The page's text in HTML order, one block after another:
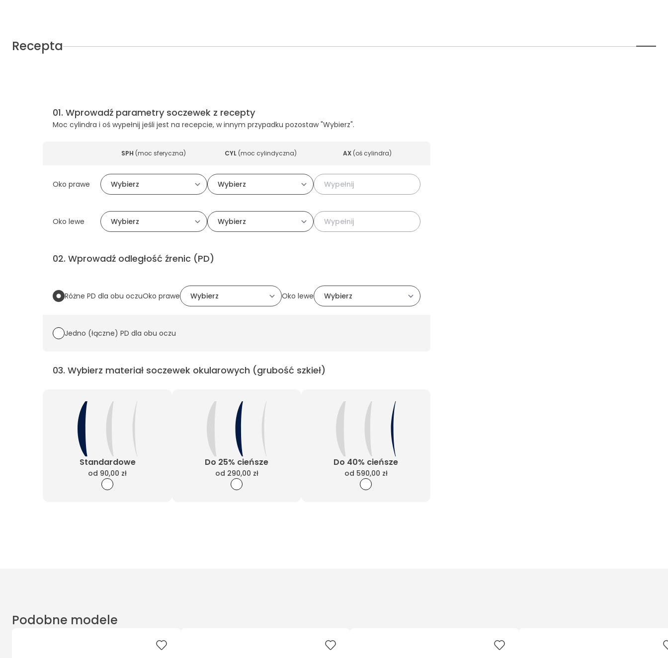
Recepta
01. Wprowadź parametry soczewek z recepty
Moc cylindra i oś wypełnij jeśli jest na recepcie, w innym przypadku pozostaw "Wybierz".
SPH (moc sferyczna) CYL(moc cylindyczna) AX(oś cylindra)
Oko prawe
Oko lewe
02. Wprowadź odległość źrenic (PD)
Różne PD dla obu oczuOko prawe Oko lewe
Jedno (łączne) PD dla obu oczu
03. Wybierz materiał soczewek okularowych (grubość szkieł)
Standardowe
od 90,00 zł
Do 25% cieńsze
od 290,00 zł
Do 40% cieńsze
od 590,00 zł
Podobne modele